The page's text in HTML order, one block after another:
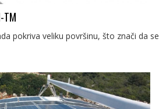
TM
pokriva veliku površinu, što znači da se